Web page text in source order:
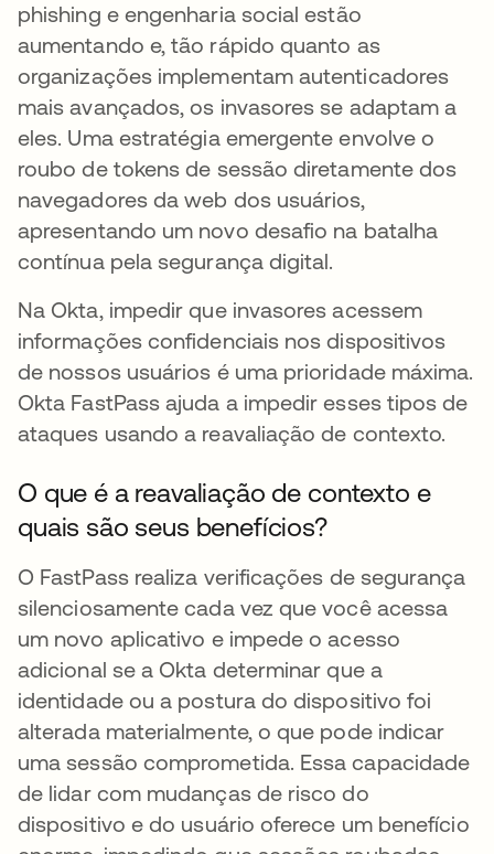
phishing e engenharia social estão
aumentando e, tão rápido quanto as
organizações implementam autenticadores
mais avançados, os invasores se adaptam a
eles. Uma estratégia emergente envolve o
roubo de tokens de sessão diretamente dos
navegadores da web dos usuários,
apresentando um novo desafio na batalha
contínua pela segurança digital.
Na Okta, impedir que invasores acessem
informações confidenciais nos dispositivos
de nossos usuários é uma prioridade máxima.
Okta FastPass ajuda a impedir esses tipos de
ataques usando a reavaliação de contexto.
O que é a reavaliação de contexto e
quais são seus benefícios?
O FastPass realiza verificações de segurança
silenciosamente cada vez que você acessa
um novo aplicativo e impede o acesso
adicional se a Okta determinar que a
identidade ou a postura do dispositivo foi
alterada materialmente, o que pode indicar
uma sessão comprometida. Essa capacidade
de lidar com mudanças de risco do
dispositivo e do usuário oferece um benefício